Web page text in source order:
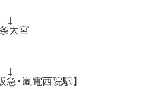
↓
大宮
↓
･嵐電西院駅】